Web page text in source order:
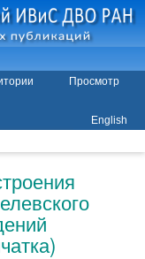
Просмотр
English